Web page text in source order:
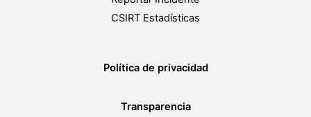
CSIRT Estadísticas
Política de privacidad
Transparencia